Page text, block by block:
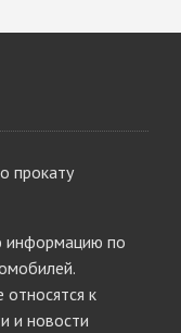
прокату
информацию по
к
и новости